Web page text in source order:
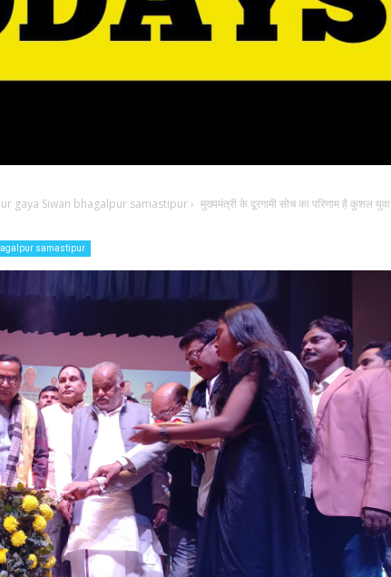
gaya Siwan bhagalpur samastipur› मुख्यमंत्री के दूरगामी सोच का परिणाम है कुशल युवा
samastipur